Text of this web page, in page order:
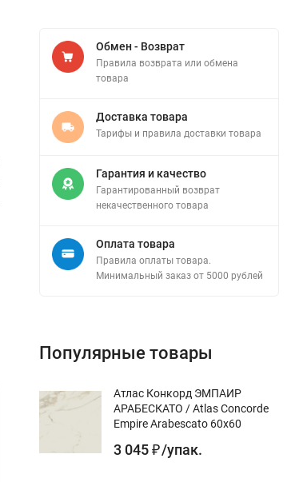
Обмен - Возврат
Правила возврата или обмена
товара
Доставка товара
Тарифы и правила доставки товара
Гарантия и качество
Гарантированный возврат
некачественного товара
Оплата товара
Правила оплаты товара.
Минимальный заказ от 5000 рублей
Популярные товары
Атлас Конкорд ЭМПАИР
АРАБЕСКАТО / Atlas Concorde
Empire Arabescato 60x60
3 045 ₽ /упак.